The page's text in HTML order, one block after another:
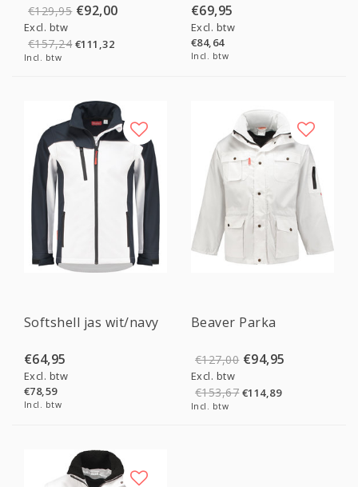
€129,95 €92,00
Excl. btw
€157,24 €111,32
Incl. btw
€69,95
Excl. btw
€84,64
Incl. btw
Softshell jas wit/navy
€64,95
Excl. btw
€78,59
Incl. btw
Beaver Parka
€127,00 €94,95
Excl. btw
€153,67 €114,89
Incl. btw